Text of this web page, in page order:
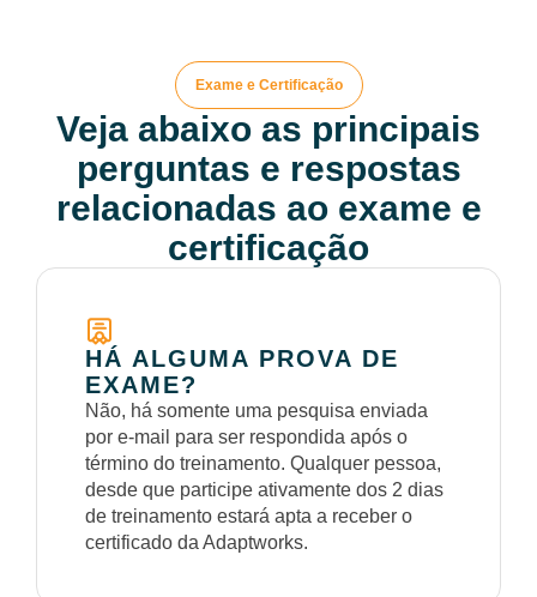
Exame e Certificação
Veja abaixo as principais
perguntas e respostas
relacionadas ao exame e
certificação
HÁ ALGUMA PROVA DE
EXAME?
Não, há somente uma pesquisa enviada
por e-mail para ser respondida após o
término do treinamento. Qualquer pessoa,
desde que participe ativamente dos 2 dias
de treinamento estará apta a receber o
certificado da Adaptworks.